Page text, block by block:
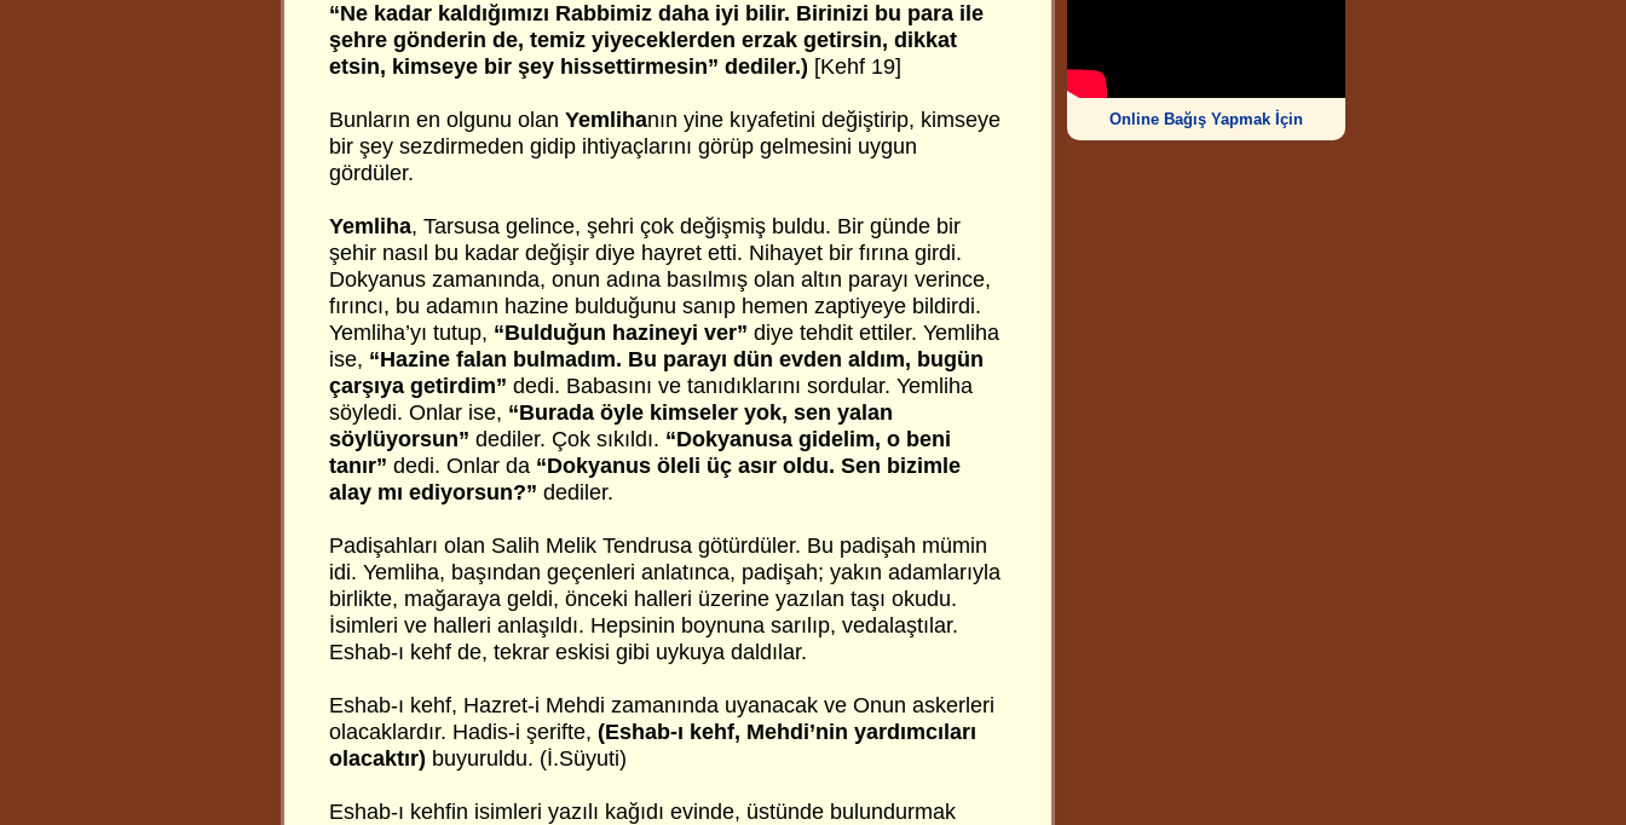
“Ne kadar kaldığımızı Rabbimiz daha iyi bilir. Birinizi bu para ile
şehre gönderin de, temiz yiyeceklerden erzak getirsin, dikkat
etsin, kimseye bir şey hissettirmesin” dediler.) [Kehf 19]
Bunların en olgunu olan Yemlihanın yine kıyafetini değiştirip, kimseye
bir şey sezdirmeden gidip ihtiyaçlarını görüp gelmesini uygun
gördüler.
Yemliha, Tarsusa gelince, şehri çok değişmiş buldu. Bir günde bir
şehir nasıl bu kadar değişir diye hayret etti. Nihayet bir fırına girdi.
Dokyanus zamanında, onun adına basılmış olan altın parayı verince,
fırıncı, bu adamın hazine bulduğunu sanıp hemen zaptiyeye bildirdi.
Yemliha’yı tutup, “Bulduğun hazineyi ver” diye tehdit ettiler. Yemliha
ise, “Hazine falan bulmadım. Bu parayı dün evden aldım, bugün
çarşıya getirdim” dedi. Babasını ve tanıdıklarını sordular. Yemliha
söyledi. Onlar ise, “Burada öyle kimseler yok, sen yalan
söylüyorsun” dediler. Çok sıkıldı. “Dokyanusa gidelim, o beni
tanır” dedi. Onlar da “Dokyanus öleli üç asır oldu. Sen bizimle
alay mı ediyorsun?” dediler.
Padişahları olan Salih Melik Tendrusa götürdüler. Bu padişah mümin
idi. Yemliha, başından geçenleri anlatınca, padişah; yakın adamlarıyla
birlikte, mağaraya geldi, önceki halleri üzerine yazılan taşı okudu.
İsimleri ve halleri anlaşıldı. Hepsinin boynuna sarılıp, vedalaştılar.
Eshab-ı kehf de, tekrar eskisi gibi uykuya daldılar.
Eshab-ı kehf, Hazret-i Mehdi zamanında uyanacak ve Onun askerleri
olacaklardır. Hadis-i şerifte, (Eshab-ı kehf, Mehdi’nin yardımcıları
olacaktır) buyuruldu. (İ.Süyuti)
Eshab-ı kehfin isimleri yazılı kağıdı evinde, üstünde bulundurmak
Online Bağış Yapmak İçin